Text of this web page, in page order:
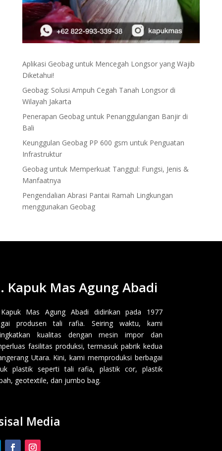
Aplikasi Geobag untuk Mencegah Longsor yang Wajib
Diketahui!
Geobag: Solusi Ampuh Cegah Tanah Longsor di
Wilayah Jakarta
Penerapan Geobag untuk Penanggulangan Banjir di
Bali
Keunggulan Geobag PP 600 gsm untuk Penguatan
Infrastruktur
Geobag untuk Memperkuat Tanggul: Fungsi, Jenis &
Manfaatnya
Pengendalian Abrasi Pantai Ramah Lingkungan
menggunakan Geobag
Kapuk Mas Agung Abadi
Mas Agung Abadi didirikan pada 1977
produsen tali rafia. Seiring waktu, kami
kualitas dengan mesin impor dan
fasilitas produksi, termasuk pabrik kedua
Utara. Kini, kami memproduksi berbagai
plastik seperti tali rafia, plastik cor, plastik
geotextile, dan jumbo bag.
Media